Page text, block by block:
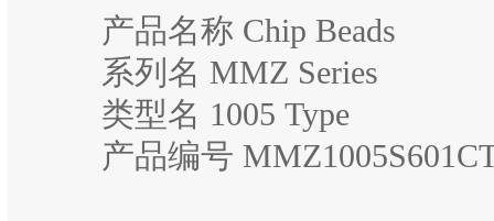
产品名称 Chip Beads
系列名 MMZ Series
类型名 1005 Type
产品编号